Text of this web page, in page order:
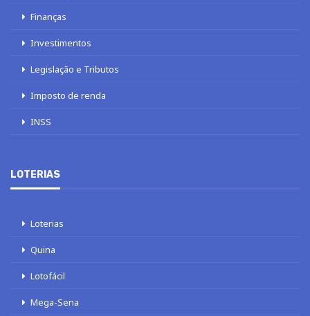
Finanças
Investimentos
Legislação e Tributos
Imposto de renda
INSS
LOTERIAS
Loterias
Quina
Lotofácil
Mega-Sena